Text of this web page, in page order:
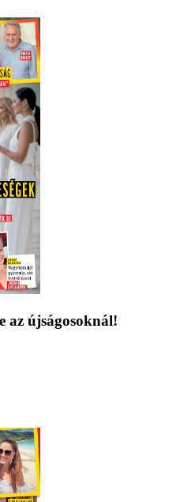
az újságosoknál!